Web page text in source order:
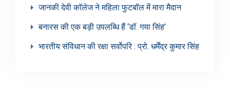
जानकी देवी कॉलेज ने महिला फुटबॉल में मारा मैदान
बनारस की एक बड़ी उपलब्धि हैं ‘डॉ. गया सिंह’
भारतीय संविधान की रक्षा सर्वोपरि : प्रो. धर्मेंद्र कुमार सिंह